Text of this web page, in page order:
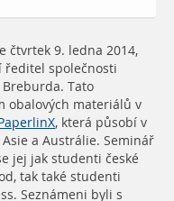
čtvrtek 9. ledna 2014,
ředitel společnosti
Breburda. Tato
obalových materiálů v
, která působí v
a Austrálie. Seminář
jej jak studenti české
tak také studenti
Seznámeni byli s